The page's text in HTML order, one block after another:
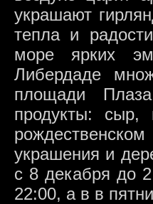
украшают
тепла и
море ярких
Либердаде
площади
продукты: сыр,
украшения и
с 8 декабря до
22:00, а в в